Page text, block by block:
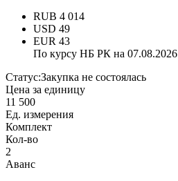
RUB 4 014
USD 49
EUR 43
По курсу НБ РК на 07.08.2026
Статус:Закупка не состоялась
Цена за единицу
11 500
Ед. измерения
Комплект
Кол-во
2
Аванс